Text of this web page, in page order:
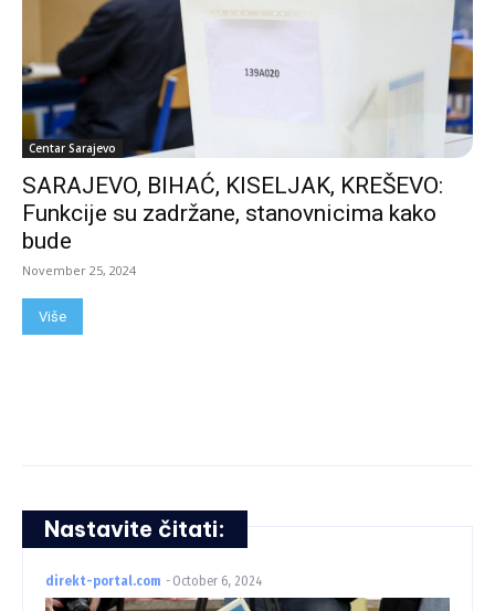
Centar Sarajevo
SARAJEVO, BIHAĆ, KISELJAK, KREŠEVO:
Funkcije su zadržane, stanovnicima kako
bude
November 25, 2024
Više
Nastavite čitati:
direkt-portal.com - October 6, 2024